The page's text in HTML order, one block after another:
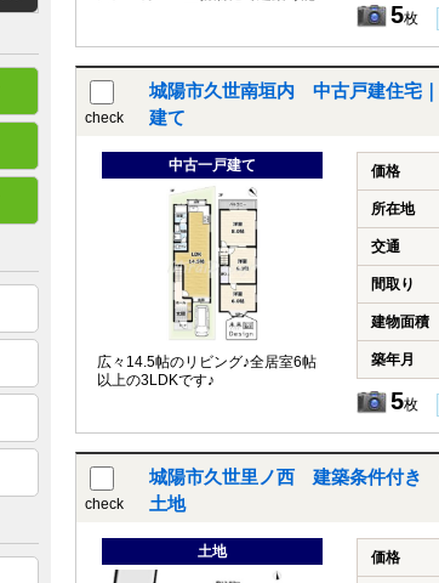
5枚
check
城陽市久世南垣内 中古戸建住宅
建て
中古一戸建て
広々14.5帖のリビング♪全居室6帖
以上の3LDKです♪
価格
所在地
交通
間取り
建物面積
築年月
5枚
check
城陽市久世里ノ西 建築条件付き
土地
土地 価格